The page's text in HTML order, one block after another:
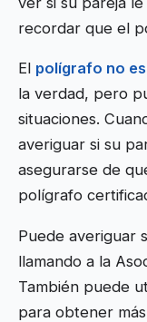
recordar que el
El polígrafo no
la verdad, pero
situaciones.
averiguar si su
asegurarse de
polígrafo
Puede averiguar
llamando a la
También puede
para obtener